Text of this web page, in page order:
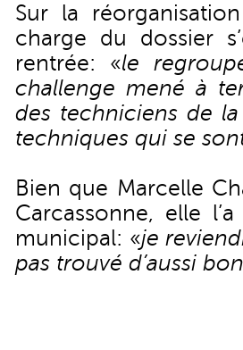
Sur la
charge du dossier
rentrée: «le
challenge mené à
des techniciens de
techniques qui se
Bien que Marcelle
Carcassonne, elle
municipal: «je
pas trouvé d’aussi